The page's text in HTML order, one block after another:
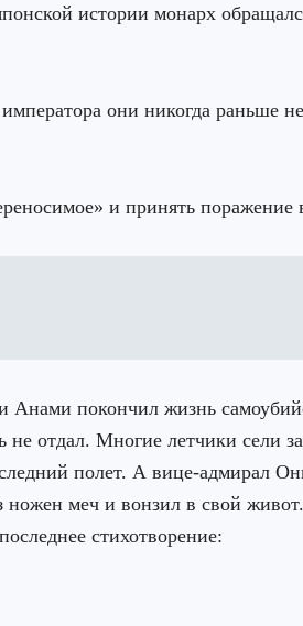
истории монарх
они никогда раньше не
и принять поражение
покончил жизнь
не отдал. Многие летчики сели за
полет. А вице-адмирал
ножен меч и вонзил в свой
стихотворение: